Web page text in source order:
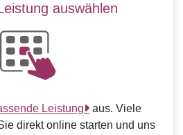
auswählen
Leistung
aus. Viele
direkt online starten und uns